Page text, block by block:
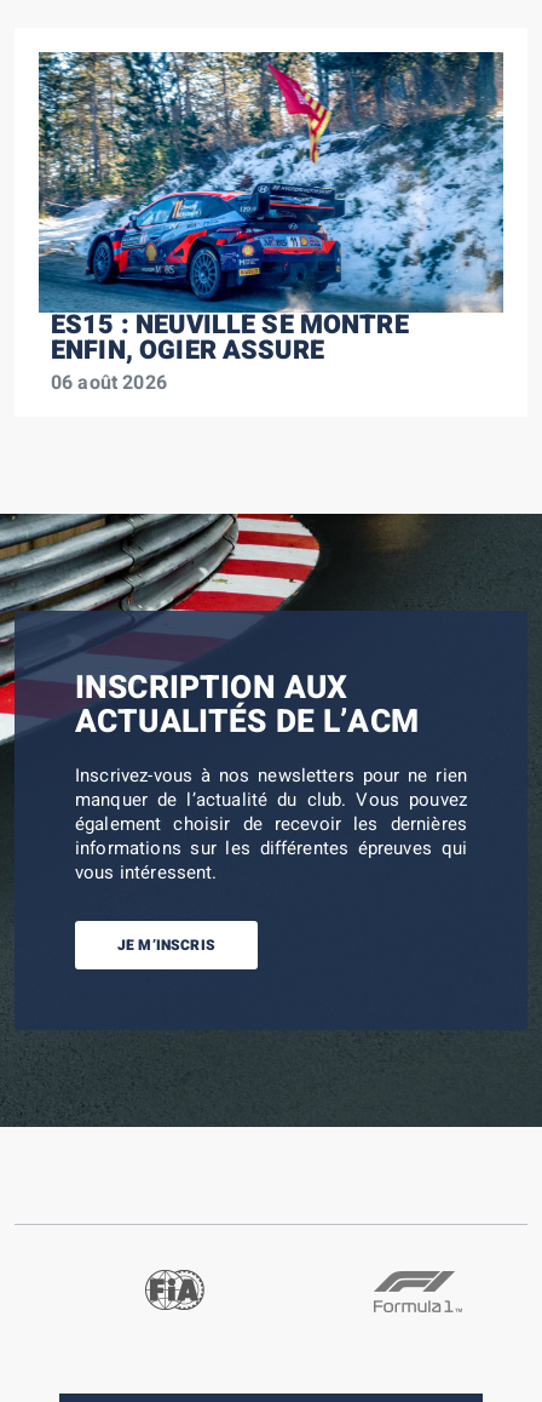
ES15 : NEUVILLE SE MONTRE
ENFIN, OGIER ASSURE
06 août 2026
INSCRIPTION AUX
ACTUALITÉS DE L’ACM
Inscrivez-vous à nos newsletters pour ne rien
manquer de l’actualité du club. Vous pouvez
également choisir de recevoir les dernières
informations sur les différentes épreuves qui
vous intéressent.
JE M’INSCRIS